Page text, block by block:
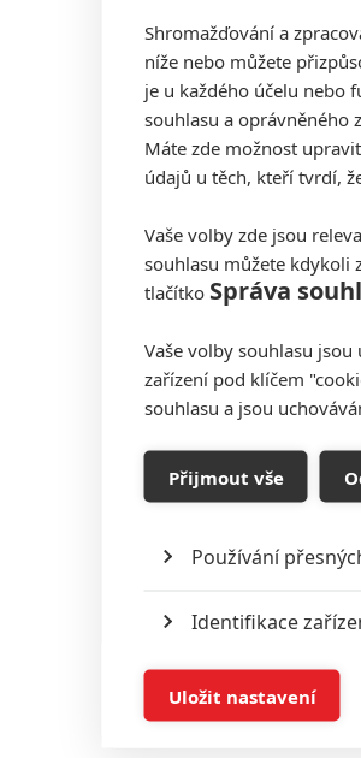
Shromažďování a
níže nebo můžete
je u každého účelu nebo
souhlasu a oprávněného
Máte zde možnost
údajů u těch, kteří tvrdí,
Vaše volby zde jsou
souhlasu můžete kdykoli
tlačítko Správa
Vaše volby souhlasu
zařízení pod klíčem
souhlasu a jsou
Přijmout vše
Používání
Identifikace
Ukládání a/nebo
Uložit nastavení